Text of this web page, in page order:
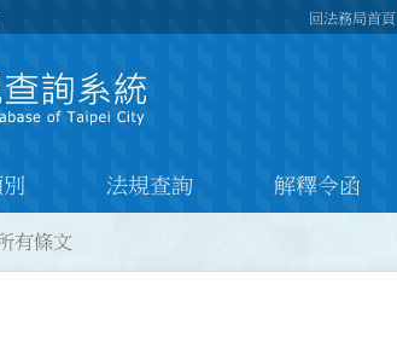
回法務局首頁
法規查詢 解釋令函
有條文